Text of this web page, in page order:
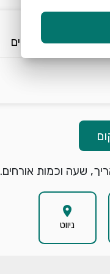
2 אורחים
שעה וכמות אורחים.
location_on
ניווט